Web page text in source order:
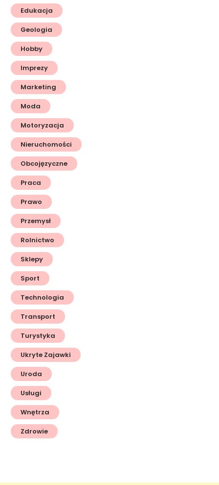
Edukacja
Geologia
Hobby
Imprezy
Marketing
Moda
Motoryzacja
Nieruchomości
Obcojęzyczne
Praca
Prawo
Przemysł
Rolnictwo
Sklepy
Sport
Technologia
Transport
Turystyka
Ukryte Zajawki
Uroda
Usługi
Wnętrza
Zdrowie